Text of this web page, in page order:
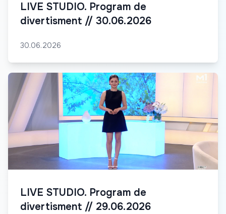
LIVE STUDIO. Program de
divertisment // 30.06.2026
30.06.2026
LIVE STUDIO. Program de
divertisment // 29.06.2026